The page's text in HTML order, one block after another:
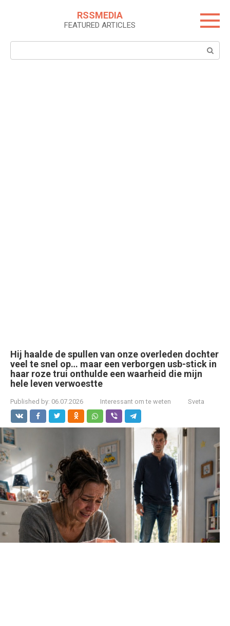
RSSMEDIA
FEATURED ARTICLES
Search:
Hij haalde de spullen van onze overleden dochter
veel te snel op… maar een verborgen usb-stick in
haar roze trui onthulde een waarheid die mijn
hele leven verwoestte
Published by: 06.07.2026 Interessant om te weten Sveta